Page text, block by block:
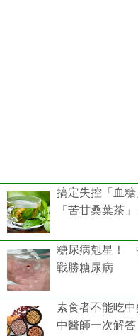
搞定失控「血
「苦甘桑葉茶
糖尿病剋星！
戰勝糖尿病
素食者不能吃
中醫師一次解